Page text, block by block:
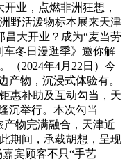
业，点燃非洲狂想，
野活泼物标本展来天津
昌大开业？成为“麦当劳
车冬日漫逛季》邀你解
（2024年4月22日）今
产物，沉浸式体验有。
惠补助及互动勾当，天
沉举行。本次勾当
产物完满融合，天津近
期间，承载胡想，呈现
宾顾客不只“手艺